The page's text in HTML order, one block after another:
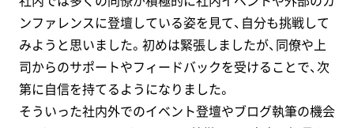
ンファレンスに登壇している姿を見て、自分も挑戦して
みようと思いました。初めは緊張しましたが、同僚や上
司からのサポートやフィードバックを受けることで、次
第に自信を持てるようになりました。
そういった社内外でのイベント登壇やブログ執筆の機会